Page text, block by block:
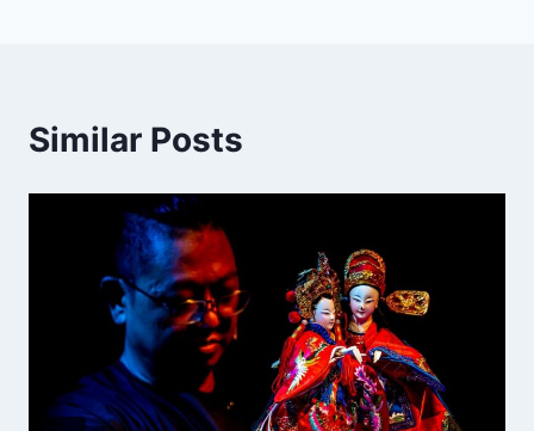
Similar Posts